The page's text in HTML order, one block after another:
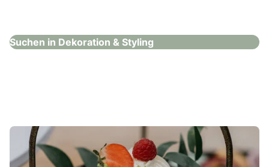
Suchen in Dekoration & Styling